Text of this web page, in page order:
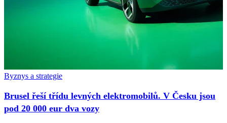
Byznys a strategie
Brusel řeší třídu levných elektromobilů. V Česku jsou
pod 20 000 eur dva vozy